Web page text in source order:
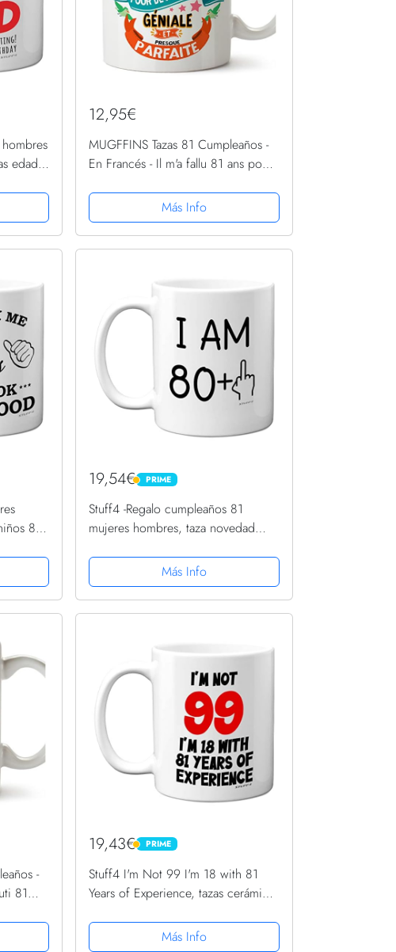
edad,
12,95€
MUGFFINS Tazas 81 Cumpleaños -
En Francés - Il m'a fallu 81 ans pour
Regalo original y divertido
Más Info
81
19,54€ PRIME
PRIME
Stuff4 -Regalo cumpleaños 81
mujeres hombres, taza novedad
divertidos, regalo cumpleaños, tazas
divertidas ochenta un ochenta...
Más Info
-
81
19,43€ PRIME
PRIME
Stuff4 I'm Not 99 I'm 18 with 81
Years of Experience, tazas cerámica
broma mujeres hombres, regalos
Más Info